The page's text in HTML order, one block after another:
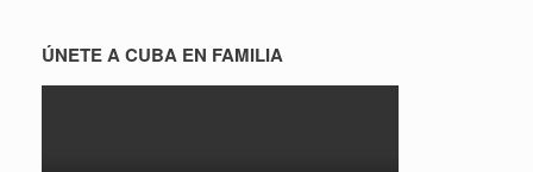
ÚNETE A CUBA EN FAMILIA